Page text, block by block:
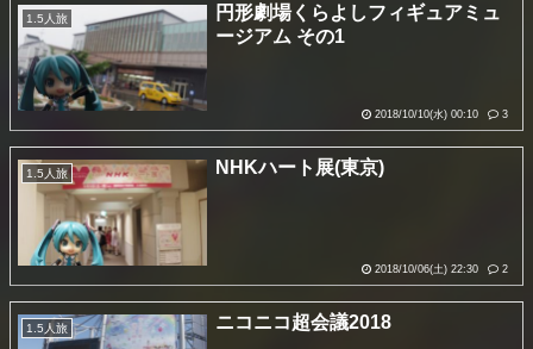
1.5人旅
円形劇場くらよしフィギュアミュ
ージアム その1
2018/10/10(水) 00:10 3
1.5人旅 NHKハート展(東京)
2018/10/06(土) 22:30 2
1.5人旅 ニコニコ超会議2018